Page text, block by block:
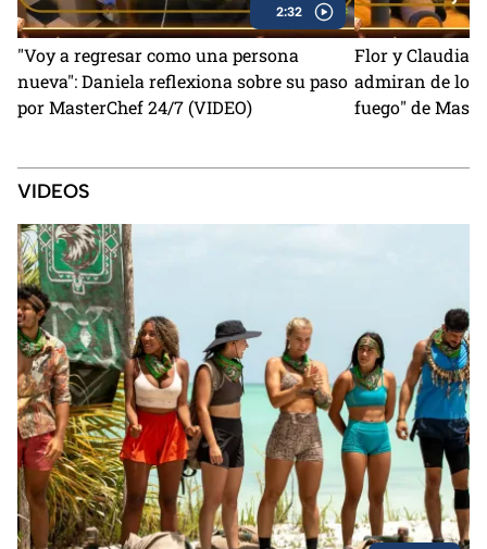
2:32
"Voy a regresar como una persona
nueva": Daniela reflexiona sobre su paso
por MasterChef 24/7 (VIDEO)
Flor y Claudia
admiran de los
fuego" de
VIDEOS